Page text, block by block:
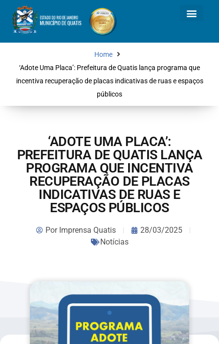
Home
‘Adote Uma Placa’: Prefeitura de Quatis lança programa que
incentiva recuperação de placas indicativas de ruas e espaços
públicos
‘ADOTE UMA PLACA’:
PREFEITURA DE QUATIS LANÇA
PROGRAMA QUE INCENTIVA
RECUPERAÇÃO DE PLACAS
INDICATIVAS DE RUAS E
ESPAÇOS PÚBLICOS
PorImprensa Quatis
28/03/2025
Notícias